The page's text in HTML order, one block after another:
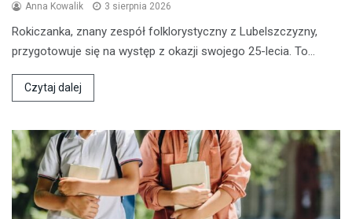
Anna Kowalik 3 sierpnia 2026
Rokiczanka, znany zespół folklorystyczny z Lubelszczyzny,
przygotowuje się na występ z okazji swojego 25-lecia. To…
Czytaj dalej